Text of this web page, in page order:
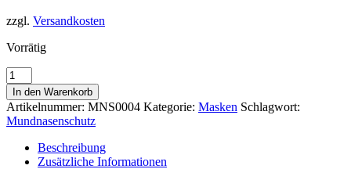
zzgl. Versandkosten
Vorrätig
Maske
grün
mit
Dreiecken
Menge
In den Warenkorb
Artikelnummer: MNS0004 Kategorie: Masken Schlagwort:
Mundnasenschutz
Beschreibung
Zusätzliche Informationen